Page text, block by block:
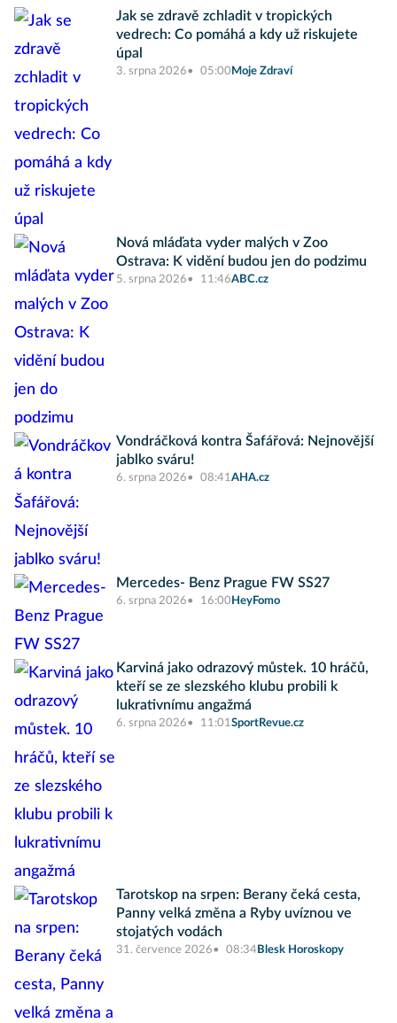
Jak se zdravě zchladit v tropických
vedrech: Co pomáhá a kdy už riskujete
úpal
3. srpna 2026 05:00 Moje Zdraví
Nová mláďata vyder malých v Zoo
Ostrava: K vidění budou jen do podzimu
5. srpna 2026 11:46ABC.cz
Vondráčková kontra Šafářová: Nejnovější
jablko sváru!
6. srpna 2026 08:41AHA.cz
Mercedes- Benz Prague FW SS27
6. srpna 2026 16:00 HeyFomo
Karviná jako odrazový můstek. 10 hráčů,
kteří se ze slezského klubu probili k
lukrativnímu angažmá
6. srpna 2026 11:01SportRevue.cz
Tarotskop na srpen: Berany čeká cesta,
Panny velká změna a Ryby uvíznou ve
stojatých vodách
31. července 2026 08:34 Blesk Horoskopy